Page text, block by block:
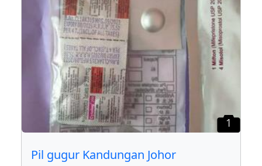
1
Pil gugur Kandungan Johor